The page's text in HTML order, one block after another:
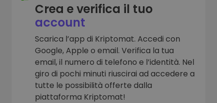
Crea e verifica il tuo
account
Scarica l’app di Kriptomat. Accedi con
Google, Apple o email. Verifica la tua
email, il numero di telefono e l’identità. Nel
giro di pochi minuti riuscirai ad accedere a
tutte le possibilità offerte dalla
piattaforma Kriptomat!